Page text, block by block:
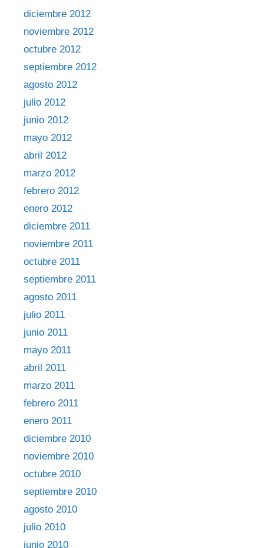
diciembre 2012
noviembre 2012
octubre 2012
septiembre 2012
agosto 2012
julio 2012
junio 2012
mayo 2012
abril 2012
marzo 2012
febrero 2012
enero 2012
diciembre 2011
noviembre 2011
octubre 2011
septiembre 2011
agosto 2011
julio 2011
junio 2011
mayo 2011
abril 2011
marzo 2011
febrero 2011
enero 2011
diciembre 2010
noviembre 2010
octubre 2010
septiembre 2010
agosto 2010
julio 2010
junio 2010